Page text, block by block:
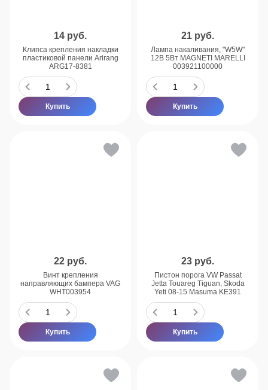
14 руб.
Клипса крепления накладки
пластиковой панели Arirang
ARG17-8381
Купить
21 руб.
Лампа накаливания, "W5W"
12В 5Вт MAGNETI MARELLI
003921100000
Купить
22 руб.
Винт крепления
направляющих бампера VAG
WHT003954
Купить
23 руб.
Пистон порога VW Passat
Jetta Touareg Tiguan, Skoda
Yeti 08-15 Masuma KE391
Купить